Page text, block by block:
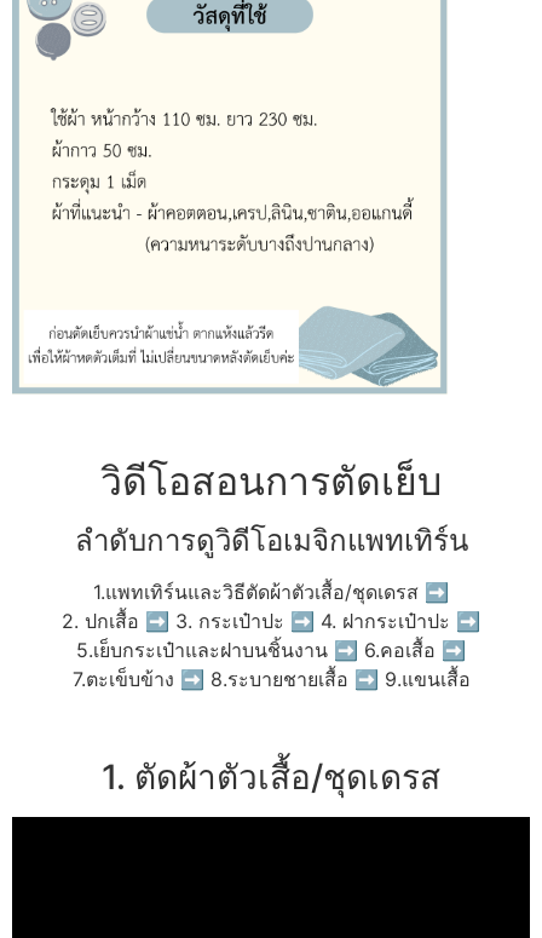
วิดีโอสอนการตัดเย็บ
ลำดับการดูวิดีโอเมจิกแพทเทิร์น
1.แพทเทิร์นและวิธีตัดผ้าตัวเสื้อ/ชุดเดรส ➡
2. ปกเสื้อ ➡ 3. กระเป๋าปะ ➡ 4. ฝากระเป๋าปะ ➡
5.เย็บกระเป๋าและฝาบนชิ้นงาน ➡ 6.คอเสื้อ ➡
7.ตะเข็บข้าง ➡ 8.ระบายชายเสื้อ ➡ 9.แขนเสื้อ
1. ตัดผ้าตัวเสื้อ/ชุดเดรส